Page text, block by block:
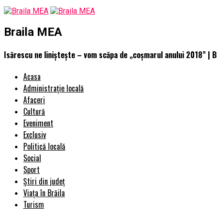
Braila MEA
Isărescu ne liniștește – vom scăpa de „coșmarul anului 2018” |
Acasa
Administrație locală
Afaceri
Cultură
Eveniment
Exclusiv
Politică locală
Social
Sport
Știri din județ
Viața în Brăila
Turism